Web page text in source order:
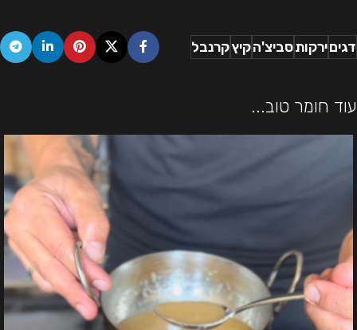
דגיםירקותסביצ'הקיץקרנבל
עוד חומר טוב...